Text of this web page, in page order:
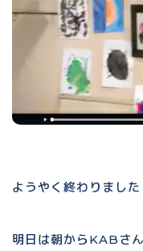
ようやく終わりました
明日は朝からKABさ